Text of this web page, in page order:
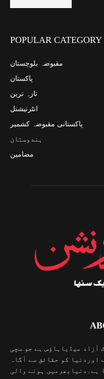
POPULAR CATEGORY
مقبوضہ بلوچستان
پاکستان
تازہ ترین
انٹرنیشنل
پاکستانی مقبوضہ کشمیر
ہندوستان
مضامین
آزاد میڈیاہاؤس ہے جو سچی
اوردنیا کو حقائق سے آگاہ
ہے۔دنیابھرمیں ہونے والی